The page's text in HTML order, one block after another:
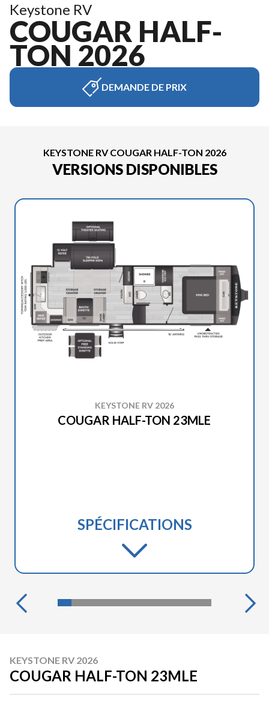
Keystone RV
COUGAR HALF-
TON 2026
DEMANDE DE PRIX
KEYSTONE RV COUGAR HALF-TON 2026
VERSIONS DISPONIBLES
KEYSTONE RV 2026
COUGAR HALF-TON 23MLE
SPÉCIFICATIONS
KEYSTONE RV 2026
COUGAR HALF-TON 23MLE